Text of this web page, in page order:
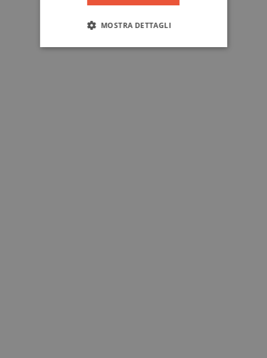
MOSTRA DETTAGLI